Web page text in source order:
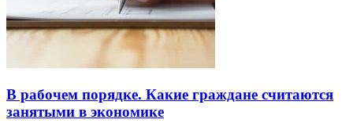
В рабочем порядке. Какие граждане считаются
занятыми в экономике